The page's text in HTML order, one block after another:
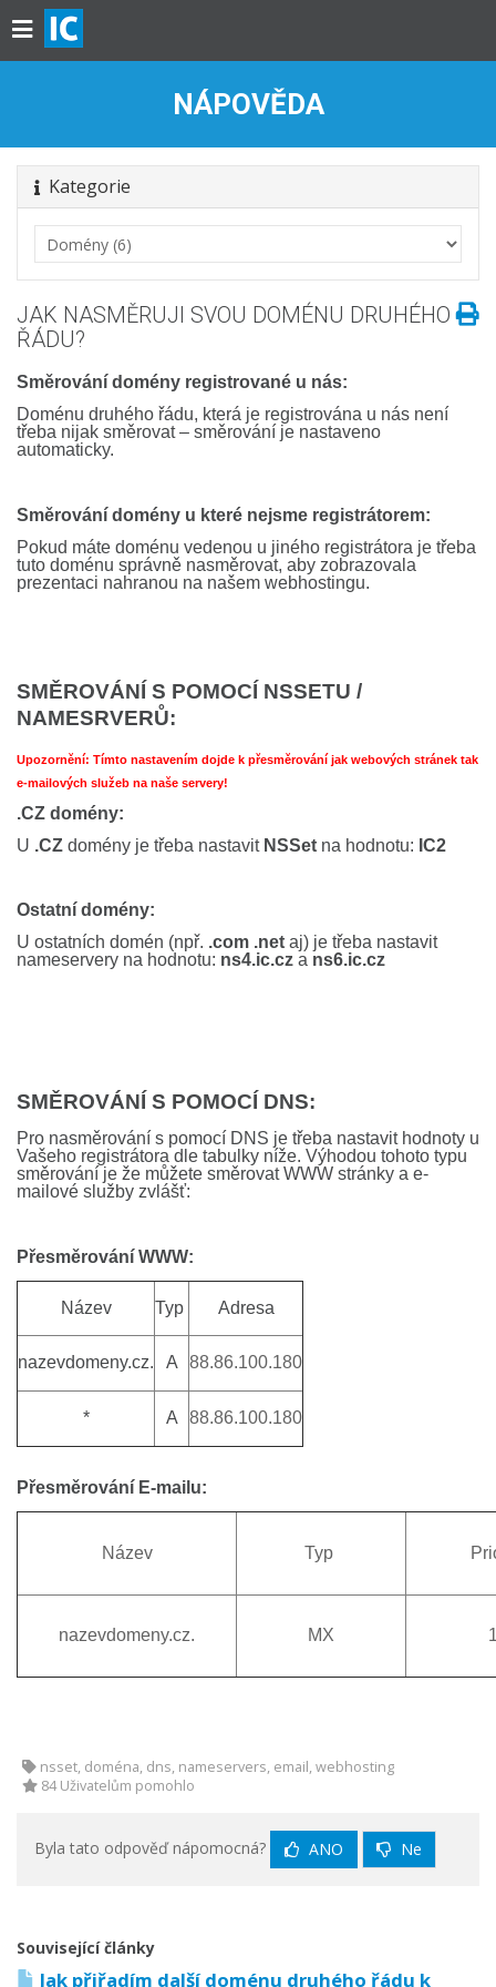
NÁPOVĚDA
Kategorie
JAK NASMĚRUJI SVOU DOMÉNU DRUHÉHO
ŘÁDU?
Směrování domény registrované u nás:
Doménu druhého řádu, která je registrována u nás není
třeba nijak směrovat – směrování je nastaveno
automaticky.
Směrování domény u které nejsme registrátorem:
Pokud máte doménu vedenou u jiného registrátora je třeba
tuto doménu správně nasměrovat, aby zobrazovala
prezentaci nahranou na našem webhostingu.
SMĚROVÁNÍ S POMOCÍ NSSETU /
NAMESRVERŮ:
Upozornění: Tímto nastavením dojde k přesměrování jak webových stránek tak
e-mailových služeb na naše servery!
.CZ domény:
U .CZ domény je třeba nastavit NSSet na hodnotu: IC2
Ostatní domény:
U ostatních domén (npř. .com .net aj) je třeba nastavit
nameservery na hodnotu: ns4.ic.cz a ns6.ic.cz
SMĚROVÁNÍ S POMOCÍ DNS:
Pro nasměrování s pomocí DNS je třeba nastavit hodnoty u
Vašeho registrátora dle tabulky níže. Výhodou tohoto typu
směrování je že můžete směrovat WWW stránky a e-
mailové služby zvlášť:
Přesměrování WWW:
Název Typ Adresa
nazevdomeny.cz. A 88.86.100.180
* A 88.86.100.180
Přesměrování E-mailu:
Název Typ
nazevdomeny.cz. MX
nsset, doména, dns, nameservers, email, webhosting
84 Uživatelům pomohlo
Byla tato odpověď nápomocná? ANO Ne
Související články
Jak přiřadím další doménu druhého řádu k